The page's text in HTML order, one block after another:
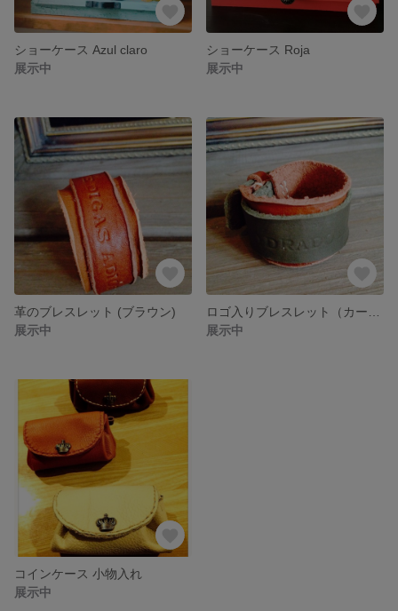
ショーケース Azul claro
展示中
ショーケース Roja
展示中
革のブレスレット (ブラウン)
展示中
展示中
コインケース 小物入れ
展示中